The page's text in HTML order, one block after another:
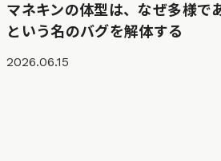
マネキンの体型は、なぜ多様で
という名のバグを解体する
2026.06.15